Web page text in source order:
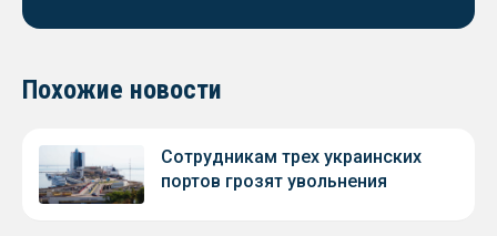
Похожие новости
Сотрудникам трех украинских
портов грозят увольнения